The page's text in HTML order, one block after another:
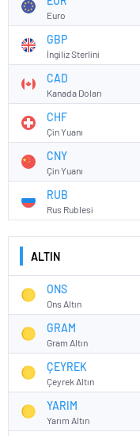
Euro
GBP
İngiliz Sterlini
CAD
Kanada Doları
CHF
Çin Yuanı
CNY
Çin Yuanı
RUB
Rus Rublesi
ALTIN
ONS
Ons Altın
GRAM
Gram Altın
ÇEYREK
Çeyrek Altın
YARIM
Yarım Altın